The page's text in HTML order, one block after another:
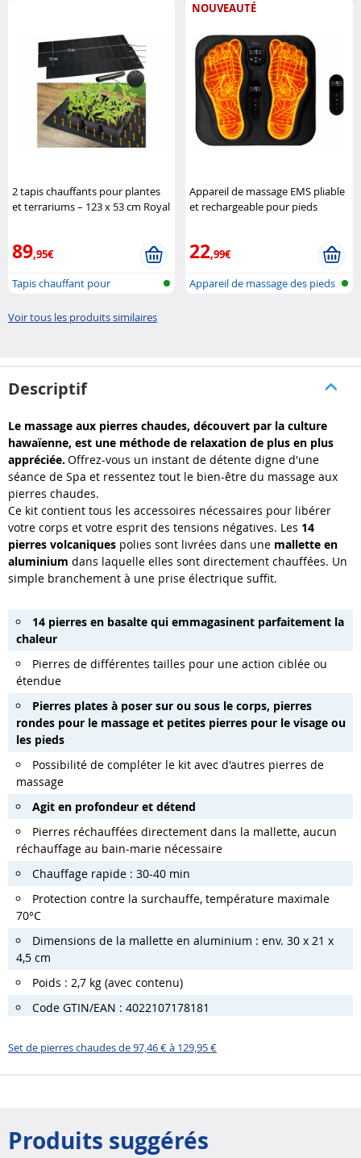
2 tapis chauffants pour plantes
et terrariums – 123 x 53 cm Royal
89,95€
Tapis chauffant pour
NOUVEAUTÉ
Appareil de massage EMS pliable
et rechargeable pour pieds
22,99€
Appareil de massage des pieds
Voir tous les produits similaires
Descriptif
Le massage aux pierres chaudes, découvert par la culture
hawaïenne, est une méthode de relaxation de plus en plus
appréciée. Offrez-vous un instant de détente digne d'une
séance de Spa et ressentez tout le bien-être du massage aux
pierres chaudes.
Ce kit contient tous les accessoires nécessaires pour libérer
votre corps et votre esprit des tensions négatives. Les 14
pierres volcaniques polies sont livrées dans une mallette en
aluminium dans laquelle elles sont directement chauffées. Un
simple branchement à une prise électrique suffit.
14 pierres en basalte qui emmagasinent parfaitement la
chaleur
Pierres de différentes tailles pour une action ciblée ou
étendue
Pierres plates à poser sur ou sous le corps, pierres
rondes pour le massage et petites pierres pour le visage ou
les pieds
Possibilité de compléter le kit avec d'autres pierres de
massage
Agit en profondeur et détend
Pierres réchauffées directement dans la mallette, aucun
réchauffage au bain-marie nécessaire
Chauffage rapide : 30-40 min
Protection contre la surchauffe, température maximale
70°C
Dimensions de la mallette en aluminium : env. 30 x 21 x
4,5 cm
Poids : 2,7 kg (avec contenu)
Code GTIN/EAN : 4022107178181
Set de pierres chaudes de 97,46 € à 129,95 €
Produits suggérés